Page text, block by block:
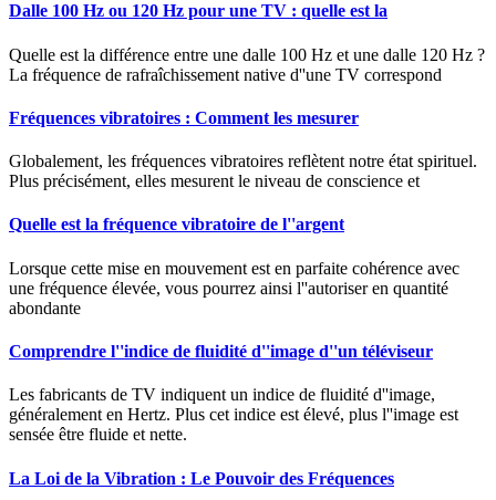
Dalle 100 Hz ou 120 Hz pour une TV : quelle est la
Quelle est la différence entre une dalle 100 Hz et une dalle 120 Hz ?
La fréquence de rafraîchissement native d''une TV correspond
Fréquences vibratoires : Comment les mesurer
Globalement, les fréquences vibratoires reflètent notre état spirituel.
Plus précisément, elles mesurent le niveau de conscience et
Quelle est la fréquence vibratoire de l''argent
Lorsque cette mise en mouvement est en parfaite cohérence avec
une fréquence élevée, vous pourrez ainsi l''autoriser en quantité
abondante
Comprendre l''indice de fluidité d''image d''un téléviseur
Les fabricants de TV indiquent un indice de fluidité d''image,
généralement en Hertz. Plus cet indice est élevé, plus l''image est
sensée être fluide et nette.
La Loi de la Vibration : Le Pouvoir des Fréquences